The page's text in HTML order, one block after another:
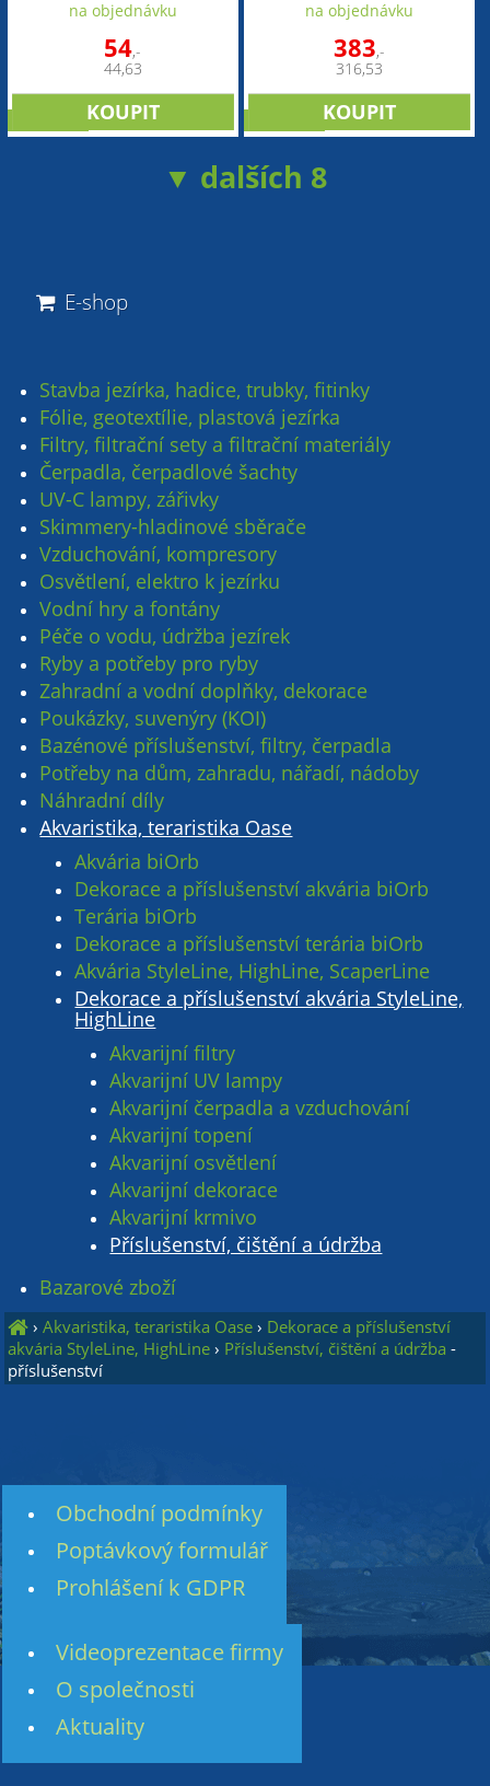
na objednávku
54,-
44,63
na objednávku
383,-
316,53
▼ dalších 8
E-shop
Stavba jezírka, hadice, trubky, fitinky
Fólie, geotextílie, plastová jezírka
Filtry, filtrační sety a filtrační materiály
Čerpadla, čerpadlové šachty
UV-C lampy, zářivky
Skimmery-hladinové sběrače
Vzduchování, kompresory
Osvětlení, elektro k jezírku
Vodní hry a fontány
Péče o vodu, údržba jezírek
Ryby a potřeby pro ryby
Zahradní a vodní doplňky, dekorace
Poukázky, suvenýry (KOI)
Bazénové příslušenství, filtry, čerpadla
Potřeby na dům, zahradu, nářadí, nádoby
Náhradní díly
Akvaristika, teraristika Oase
Akvária biOrb
Dekorace a příslušenství akvária biOrb
Terária biOrb
Dekorace a příslušenství terária biOrb
Akvária StyleLine, HighLine, ScaperLine
Dekorace a příslušenství akvária StyleLine,
HighLine
Akvarijní filtry
Akvarijní UV lampy
Akvarijní čerpadla a vzduchování
Akvarijní topení
Akvarijní osvětlení
Akvarijní dekorace
Akvarijní krmivo
Příslušenství, čištění a údržba
Bazarové zboží
›Akvaristika, teraristika Oase › Dekorace a příslušenství
akvária StyleLine, HighLine › Příslušenství, čištění a údržba -
příslušenství
Obchodní podmínky
Poptávkový formulář
Prohlášení k GDPR
Videoprezentace firmy
O společnosti
Aktuality